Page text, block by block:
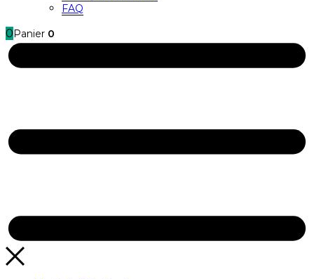
FAQ
0 Panier 0